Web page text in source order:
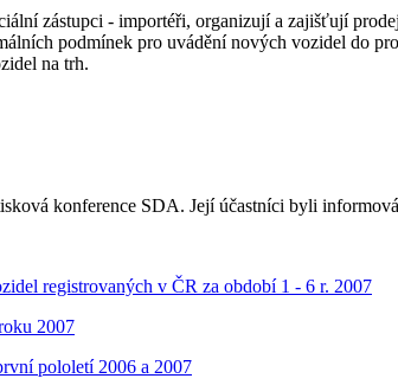
zástupci - importéři, organizují a zajišťují
podmínek pro uvádění nových vozidel do
na trh.
konference SDA. Její účastníci byli
registrovaných v ČR za období 1 - 6 r. 2007
2007
pololetí 2006 a 2007